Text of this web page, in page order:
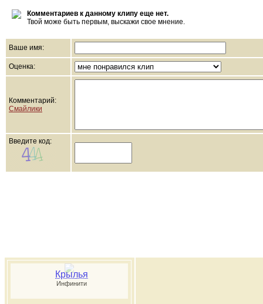
Комментариев к данному клипу еще нет.
Твой може быть первым, выскажи свое мнение.
Ваше имя:
Оценка:
Комментарий:
Смайлики
Введите код:
Крылья
Инфинити